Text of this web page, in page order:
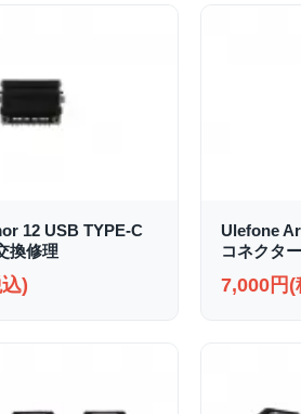
12 USB TYPE-C
換修理
)
Ulefone
コネクタ
7,000円(